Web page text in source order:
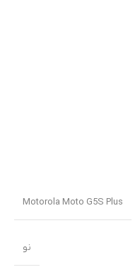
Motorola Moto G5S Plus
نو